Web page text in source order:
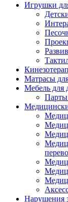
Игрушки
Матрасы
Мебель для
Нарушения